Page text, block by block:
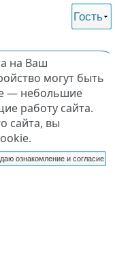
Гость
на Ваш
могут быть
— небольшие
работу сайта.
сайта, вы
ознакомление и согласие